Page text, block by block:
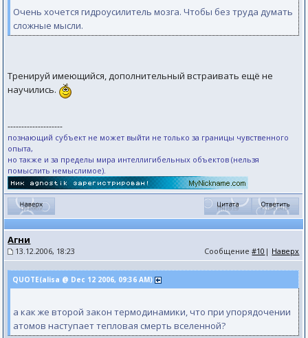
Очень хочется гидроусилитель мозга. Чтобы без труда думать
сложные мысли.
Тренируй имеющийся, дополнительный встраивать ещё не
научились.
--------------------
познающий субъект не может выйти не только за границы чувственного
опыта,
но также и за пределы мира интеллигибельных объектов (нельзя
помыслить немыслимое).
Агни
13.12.2006, 18:23 Сообщение#10 | Наверх
QUOTE(alisa @ Dec 12 2006, 09:36 AM)
а как же второй закон термодинамики, что при упорядочении
атомов наступает тепловая смерть вселенной?